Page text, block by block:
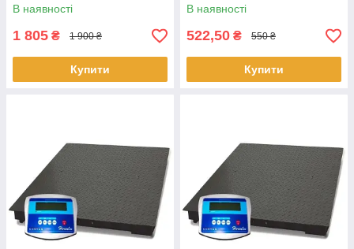
В наявності
1 805 ₴ 1 900 ₴
Купити
В наявності
522,50 ₴ 550 ₴
Купити